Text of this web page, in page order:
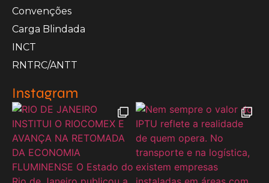
Convenções
Carga Blindada
INCT
RNTRC/ANTT
Instagram